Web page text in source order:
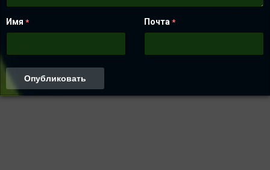
Имя * Почта *